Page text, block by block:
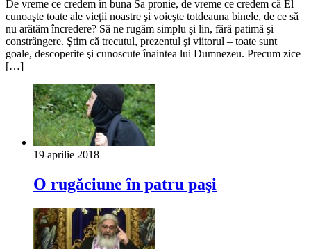
De vreme ce credem în buna Sa pronie, de vreme ce credem că El
cunoaşte toate ale vieţii noastre şi voieşte totdeauna binele, de ce să
nu arătăm încredere? Să ne rugăm simplu şi lin, fără patimă şi
constrângere. Ştim că trecutul, prezentul şi viitorul – toate sunt
goale, descoperite şi cunoscute înaintea lui Dumnezeu. Precum zice
[…]
19 aprilie 2018
O rugăciune în patru paşi